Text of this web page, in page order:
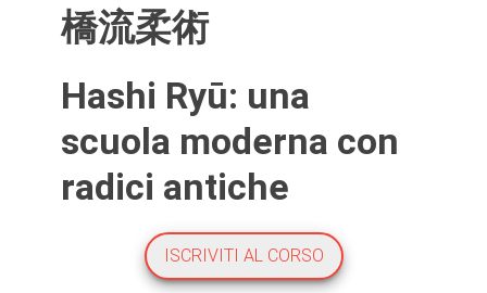
橋流柔術
Hashi Ryū: una
scuola moderna con
radici antiche
ISCRIVITI AL CORSO